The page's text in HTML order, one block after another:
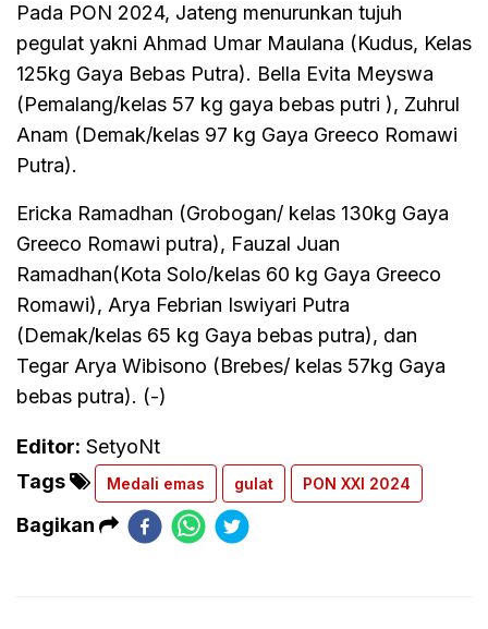
Pada PON 2024, Jateng menurunkan tujuh
pegulat yakni Ahmad Umar Maulana (Kudus, Kelas
125kg Gaya Bebas Putra). Bella Evita Meyswa
(Pemalang/kelas 57 kg gaya bebas putri ), Zuhrul
Anam (Demak/kelas 97 kg Gaya Greeco Romawi
Putra).
Ericka Ramadhan (Grobogan/ kelas 130kg Gaya
Greeco Romawi putra), Fauzal Juan
Ramadhan(Kota Solo/kelas 60 kg Gaya Greeco
Romawi), Arya Febrian Iswiyari Putra
(Demak/kelas 65 kg Gaya bebas putra), dan
Tegar Arya Wibisono (Brebes/ kelas 57kg Gaya
bebas putra). (-)
Editor: SetyoNt
Tags
Medali emas gulat PON XXI 2024
Bagikan